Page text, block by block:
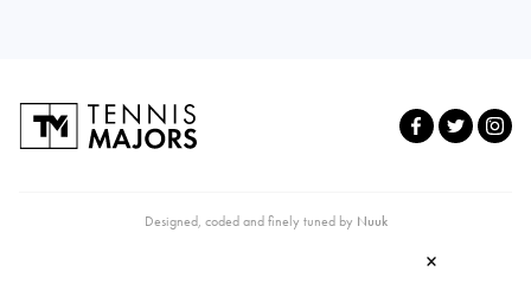
Designed, coded and finely tuned by Nuuk
×